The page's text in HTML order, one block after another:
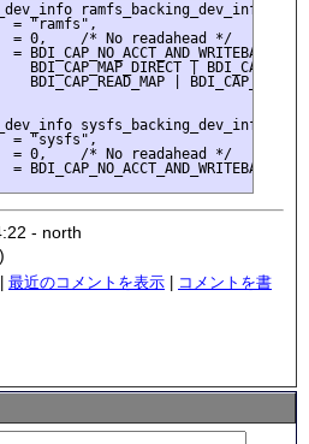
ramfs_backing_dev_info = {
= "ramfs",
= 0,    /* No readahead */
= BDI_CAP_NO_ACCT_AND_WRITEBACK |
BDI_CAP_MAP_DIRECT |
BDI_CAP_READ_MAP |
sysfs_backing_dev_info = {
= "sysfs",
= 0,    /* No readahead */
= BDI_CAP_NO_ACCT_AND_WRITEBACK,
- north
最近のコメントを表示
コメントを書